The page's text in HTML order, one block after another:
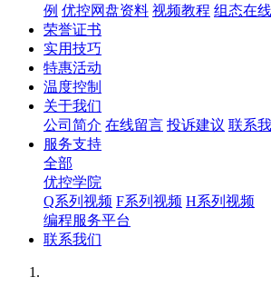
例 优控网盘资料 视频教程 组态在
荣誉证书
实用技巧
特惠活动
温度控制
关于我们
公司简介 在线留言 投诉建议 联系
服务支持
全部
优控学院
Q系列视频 F系列视频 H系列视频
编程服务平台
联系我们